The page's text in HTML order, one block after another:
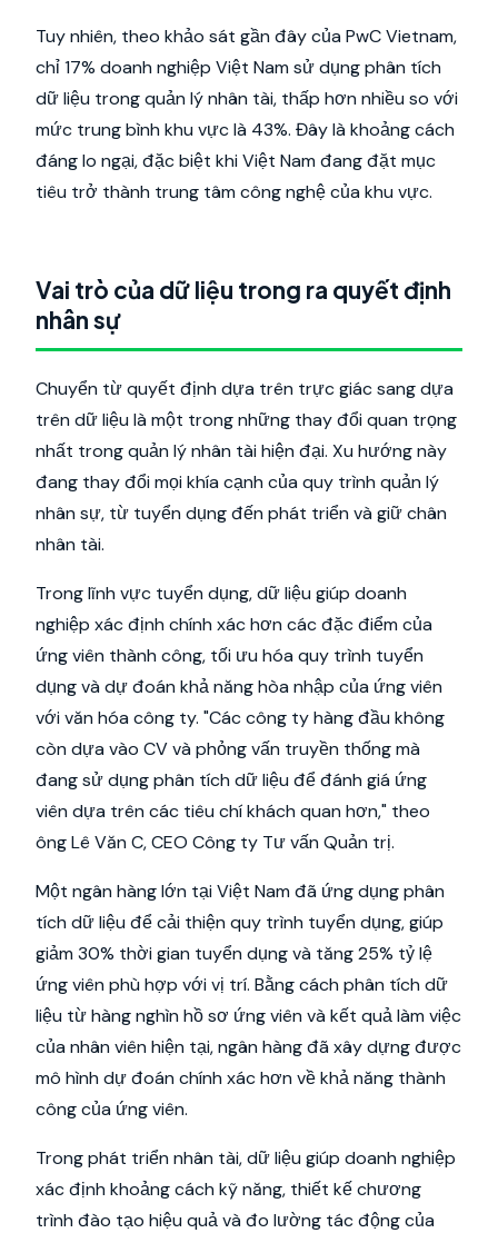
Tuy nhiên, theo khảo sát gần đây của PwC Vietnam,
chỉ 17% doanh nghiệp Việt Nam sử dụng phân tích
dữ liệu trong quản lý nhân tài, thấp hơn nhiều so với
mức trung bình khu vực là 43%. Đây là khoảng cách
đáng lo ngại, đặc biệt khi Việt Nam đang đặt mục
tiêu trở thành trung tâm công nghệ của khu vực.
Vai trò của dữ liệu trong ra quyết định
nhân sự
Chuyển từ quyết định dựa trên trực giác sang dựa
trên dữ liệu là một trong những thay đổi quan trọng
nhất trong quản lý nhân tài hiện đại. Xu hướng này
đang thay đổi mọi khía cạnh của quy trình quản lý
nhân sự, từ tuyển dụng đến phát triển và giữ chân
nhân tài.
Trong lĩnh vực tuyển dụng, dữ liệu giúp doanh
nghiệp xác định chính xác hơn các đặc điểm của
ứng viên thành công, tối ưu hóa quy trình tuyển
dụng và dự đoán khả năng hòa nhập của ứng viên
với văn hóa công ty. "Các công ty hàng đầu không
còn dựa vào CV và phỏng vấn truyền thống mà
đang sử dụng phân tích dữ liệu để đánh giá ứng
viên dựa trên các tiêu chí khách quan hơn," theo
ông Lê Văn C, CEO Công ty Tư vấn Quản trị.
Một ngân hàng lớn tại Việt Nam đã ứng dụng phân
tích dữ liệu để cải thiện quy trình tuyển dụng, giúp
giảm 30% thời gian tuyển dụng và tăng 25% tỷ lệ
ứng viên phù hợp với vị trí. Bằng cách phân tích dữ
liệu từ hàng nghìn hồ sơ ứng viên và kết quả làm việc
của nhân viên hiện tại, ngân hàng đã xây dựng được
mô hình dự đoán chính xác hơn về khả năng thành
công của ứng viên.
Trong phát triển nhân tài, dữ liệu giúp doanh nghiệp
xác định khoảng cách kỹ năng, thiết kế chương
trình đào tạo hiệu quả và đo lường tác động của